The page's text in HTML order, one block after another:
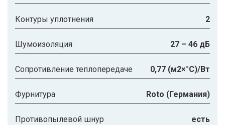
Контуры уплотнения 2
Шумоизоляция 27 – 46 дБ
Сопротивление теплопередаче 0,77 (м2×°С)/Вт
Фурнитура Roto (Германия)
Противопылевой шнур есть